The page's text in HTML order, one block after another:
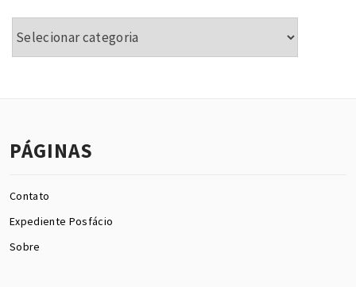
PÁGINAS
Contato
Expediente Posfácio
Sobre